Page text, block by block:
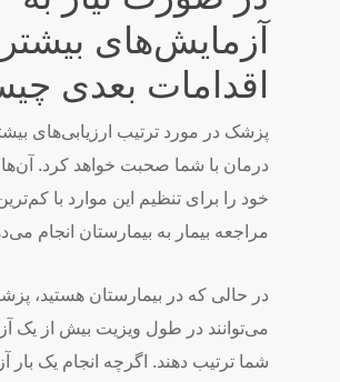
آزمایش‌های
اقدامات بعدی
پزشک در مورد ترتیب ارزیابی‌های
درمان با شما صحبت خواهد کرد. آن‌ها
خود را برای تنظیم این موارد با کم‌ترین
مراجعه بیمار به بیمارستان انجام
در حالی که در بیمارستان هستید،
می‌توانند در طول ویزیت بیش از یک
شما ترتیب دهند. اگرچه انجام یک بار